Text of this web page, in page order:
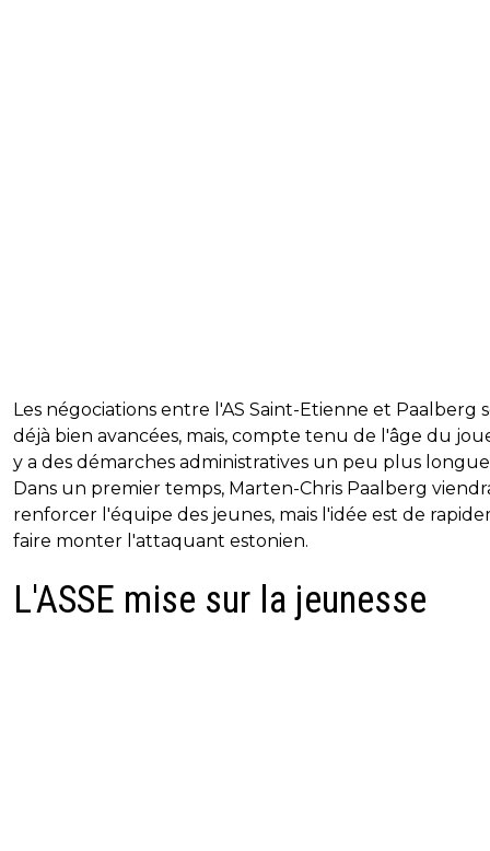
Les négociations entre l'AS Saint-Etienne et Paalberg
déjà bien avancées, mais, compte tenu de l'âge du
y a des démarches administratives un peu plus
Dans un premier temps, Marten-Chris Paalberg
renforcer l'équipe des jeunes, mais l'idée est de
faire monter l'attaquant estonien.
L'ASSE mise sur la jeunesse